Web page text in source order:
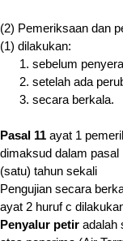
(2) Pemeriksaan dan
(1) dilakukan:
sebelum
setelah ada
secara berkala.
Pasal 11 ayat 1
dimaksud dalam pasal
(satu) tahun sekali
Pengujian secara
ayat 2 huruf c
Penyalur petir adalah